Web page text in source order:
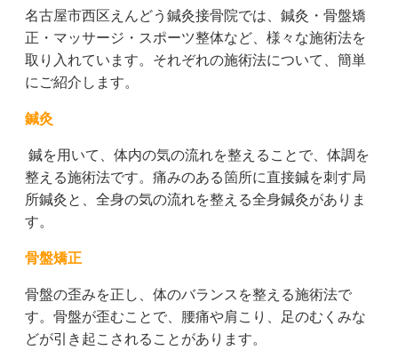
名古屋市西区えんどう鍼灸接骨院では、鍼灸・骨盤矯
正・マッサージ・スポーツ整体など、様々な施術法を
取り入れています。それぞれの施術法について、簡単
にご紹介します。
鍼灸
鍼を用いて、体内の気の流れを整えることで、体調を
整える施術法です。痛みのある箇所に直接鍼を刺す局
所鍼灸と、全身の気の流れを整える全身鍼灸がありま
す。
骨盤矯正
骨盤の歪みを正し、体のバランスを整える施術法で
す。骨盤が歪むことで、腰痛や肩こり、足のむくみな
どが引き起こされることがあります。